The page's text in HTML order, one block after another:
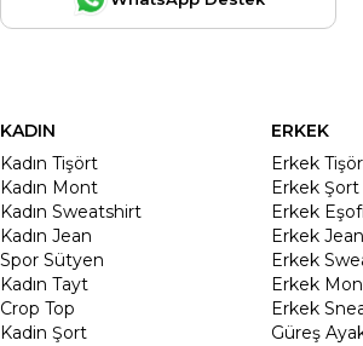
KADIN
Kadın Tişört
Kadın Mont
Kadın Sweatshirt
Kadın Jean
Spor Sütyen
Kadın Tayt
Crop Top
Kadin Şort
ERKEK
Erkek
Erkek Şort
Erkek
Erkek Jean
Erkek
Erkek
Erkek
Güreş